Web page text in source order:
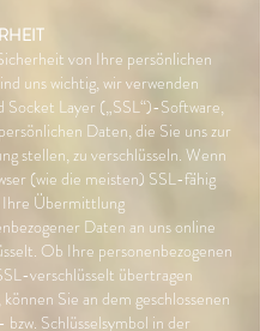
von Ihre persönlichen
uns wichtig, wir verwenden
Socket Layer („SSL“)-Software,
Daten, die Sie uns zur
stellen, zu verschlüsseln. Wenn
(wie die meisten) SSL-fähig
Ihre Übermittlung
Daten an uns online
Ob Ihre personenbezogenen
verschlüsselt übertragen
Sie an dem geschlossenen
bzw. Schlüsselsymbol in der